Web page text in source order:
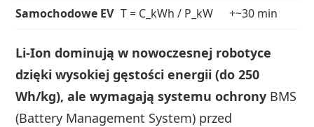
Samochodowe EV T = C_kWh / P_kW +~30 min
Li‑Ion dominują w nowoczesnej robotyce
dzięki wysokiej gęstości energii (do 250
Wh/kg), ale wymagają systemu ochrony BMS
(Battery Management System) przed